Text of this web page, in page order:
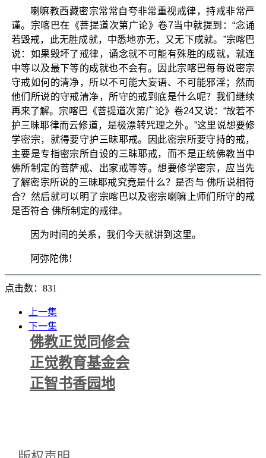
喇嘛教西藏密宗常常自夸非常重视戒律，持戒非常严
谨。宗喀巴在《菩提道次第广论》卷7当中就提到：“念诵
若毁戒，此无胜成就，中悉地亦无，又无下成就。”宗喀巴
说：如果毁坏了戒律，诵念就不可能有殊胜的成就，就连
中等以及最下等的成就也不会有。因此宗喀巴每每说密宗
守戒如何的清净，所以不可能大妄语、不可能邪淫；然而
他们所说的守戒清净，所守的戒到底是什么呢？我们继续
再来了解。宗喀巴《菩提道次第广论》卷24又说：“故若不
护三昧耶律而云修道，是极漂转咒理之外。”这里说想要修
学密宗，就得要守护三昧耶戒。因此密宗所要守持的戒，
主要是专指密宗所自设的三昧耶戒，而不是正统佛教当中
佛所制定的菩萨戒、出家戒等等。想要修学密宗，应当先
了解密宗所说的三昧耶戒究竟是什么？是否与 佛所说相符
合？然后就可以明了宗喀巴以及密宗喇嘛上师们所守的戒
是否符合 佛所制定的戒律。
因为时间的关系，我们今天就讲到这里。
阿弥陀佛！
点击数：831
上一集
下一集
佛教正觉同修会
正觉教育基金会
正智书香园地